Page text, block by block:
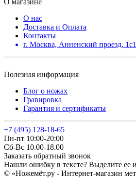
О магазине
О нас
Доставка и Оплата
Контакты
г. Москва, Анненский проезд,
Полезная информация
Блог о ножах
Гравировка
Гарантия и сертификаты
+7 (495) 128-18-65
Пн-пт 10:00-20:00
Сб-Вс 10.00-18.00
Заказать обратный звонок
Нашли ошибку в тексте? Выделите ее
© «Ножемёт.ру - Интернет-магазин